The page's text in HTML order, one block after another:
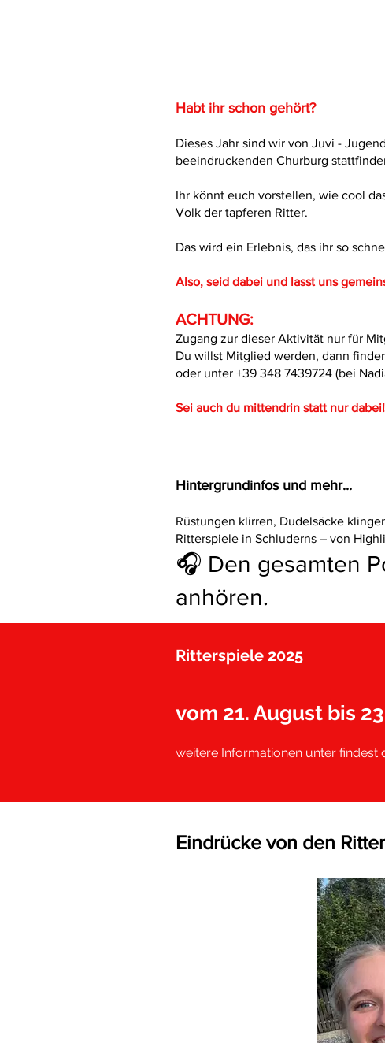
Habt ihr schon gehört?
Dieses Jahr sind wir von Juvi -
beeindruckenden Churburg
Ihr könnt euch vorstellen, wie cool
Volk der tapferen Ritter.
Das wird ein Erlebnis, das ihr so
Also, seid dabei und lasst uns
ACHTUNG:
Zugang zur dieser Aktivität nur für
Du willst Mitglied werden, dann
oder unter +39 348 7439724 (bei
Sei auch du mittendrin statt nur dabei!
Hintergrundinfos und mehr...
Rüstungen klirren, Dudelsäcke
Ritterspiele in Schluderns – von
🎧 Den gesamten
anhören.
Ritterspiele 2025
vom 21. August bis
weitere Informationen unter findest
Eindrücke von den